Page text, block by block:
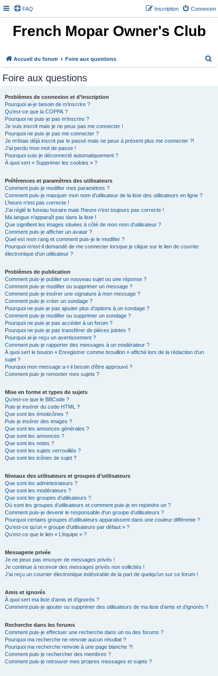
FAQ Connexion
Inscription
French Mopar Owner's Club
Accueil du forum Foire aux questions
Foire aux questions
Problèmes de connexion et d’inscription
Pourquoi ai-je besoin de m’inscrire ?
Qu’est-ce que la COPPA ?
Pourquoi ne puis-je pas m’inscrire ?
Je suis inscrit mais je ne peux pas me connecter !
Pourquoi ne puis-je pas me connecter ?
Je m’étais déjà inscrit par le passé mais ne peux à présent plus me connecter ?!
J’ai perdu mon mot de passe !
Pourquoi suis-je déconnecté automatiquement ?
À quoi sert « Supprimer les cookies » ?
Préférences et paramètres des utilisateurs
Comment puis-je modifier mes paramètres ?
Comment puis-je masquer mon nom d’utilisateur de la liste des utilisateurs en ligne ?
L’heure n’est pas correcte !
J’ai réglé le fuseau horaire mais l’heure n’est toujours pas correcte !
Ma langue n’apparaît pas dans la liste !
Que signifient les images situées à côté de mon nom d’utilisateur ?
Comment puis-je afficher un avatar ?
Quel est mon rang et comment puis-je le modifier ?
Pourquoi m’est-il demandé de me connecter lorsque je clique sur le lien de courrier
électronique d’un utilisateur ?
Problèmes de publication
Comment puis-je publier un nouveau sujet ou une réponse ?
Comment puis-je modifier ou supprimer un message ?
Comment puis-je insérer une signature à mon message ?
Comment puis-je créer un sondage ?
Pourquoi ne puis-je pas ajouter plus d’options à un sondage ?
Comment puis-je modifier ou supprimer un sondage ?
Pourquoi ne puis-je pas accéder à un forum ?
Pourquoi ne puis-je pas transférer de pièces jointes ?
Pourquoi ai-je reçu un avertissement ?
Comment puis-je rapporter des messages à un modérateur ?
À quoi sert le bouton « Enregistrer comme brouillon » affiché lors de la rédaction d’un
sujet ?
Pourquoi mon message a-t-il besoin d’être approuvé ?
Comment puis-je remonter mes sujets ?
Mise en forme et types de sujets
Qu’est-ce que le BBCode ?
Puis-je insérer du code HTML ?
Que sont les émoticônes ?
Puis-je insérer des images ?
Que sont les annonces générales ?
Que sont les annonces ?
Que sont les notes ?
Que sont les sujets verrouillés ?
Que sont les icônes de sujet ?
Niveaux des utilisateurs et groupes d’utilisateurs
Que sont les administrateurs ?
Que sont les modérateurs ?
Que sont les groupes d’utilisateurs ?
Où sont les groupes d’utilisateurs et comment puis-je en rejoindre un ?
Comment puis-je devenir le responsable d’un groupe d’utilisateurs ?
Pourquoi certains groupes d’utilisateurs apparaissent dans une couleur différente ?
Qu’est-ce qu’un « groupe d’utilisateurs par défaut » ?
Qu’est-ce que le lien « L’équipe » ?
Messagerie privée
Je ne peux pas envoyer de messages privés !
Je continue à recevoir des messages privés non sollicités !
J’ai reçu un courrier électronique indésirable de la part de quelqu’un sur ce forum !
Amis et ignorés
À quoi sert ma liste d’amis et d’ignorés ?
Comment puis-je ajouter ou supprimer des utilisateurs de ma liste d’amis et d’ignorés ?
Recherche dans les forums
Comment puis-je effectuer une recherche dans un ou des forums ?
Pourquoi ma recherche ne renvoie aucun résultat ?
Pourquoi ma recherche renvoie à une page blanche ?!
Comment puis-je rechercher des membres ?
Comment puis-je retrouver mes propres messages et sujets ?